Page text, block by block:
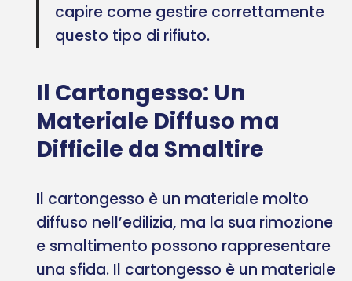
capire come gestire correttamente
questo tipo di rifiuto.
Il Cartongesso: Un
Materiale Diffuso ma
Difficile da Smaltire
Il cartongesso è un materiale molto
diffuso nell’edilizia, ma la sua rimozione
e smaltimento possono rappresentare
una sfida. Il cartongesso è un materiale